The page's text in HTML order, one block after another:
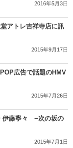
2016年5月3日
アトレ吉祥寺店に訊
2015年9月17日
広告で話題のHMV
2015年7月26日
伊藤寧々 −次の坂の
2015年7月1日